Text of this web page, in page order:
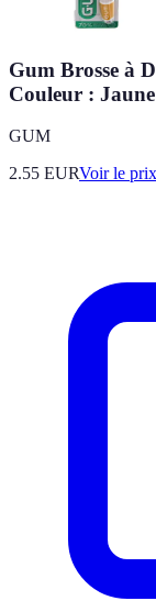
Gum Brosse à
Couleur : Jaune
GUM
2.55 EURVoir le prix